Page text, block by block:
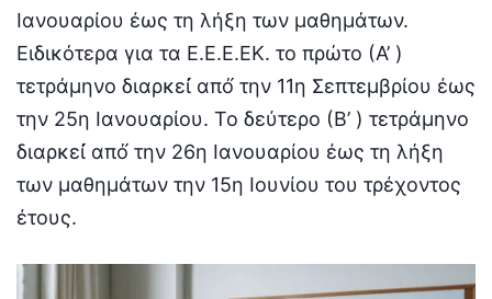
Ιανουαρίου έως τη λήξη των μαθημάτων.
Ειδικότερα για τα Ε.Ε.Ε.ΕΚ. το πρώτο (Α’ )
τετράμηνο διαρκεί́ από́ την 11η Σεπτεμβρίου έως
την 25η Ιανουαρίου. Το δεύτερο (Β’ ) τετράμηνο
διαρκεί́ από́ την 26η Ιανουαρίου έως τη λήξη
των μαθημάτων την 15η Ιουνίου του τρέχοντος
έτους.